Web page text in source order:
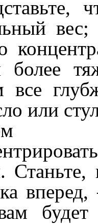
вес;
более
все
или
будет